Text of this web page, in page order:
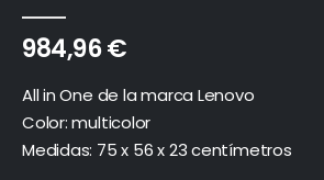
984,96€
All in One de la marca Lenovo
Color: multicolor
Medidas: 75 x 56 x 23 centímetros